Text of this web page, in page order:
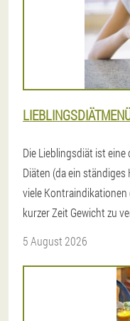
Die Lieblingsdiät ist
Diäten (da ein
viele
kurzer Zeit Gewicht zu
5 August 2026